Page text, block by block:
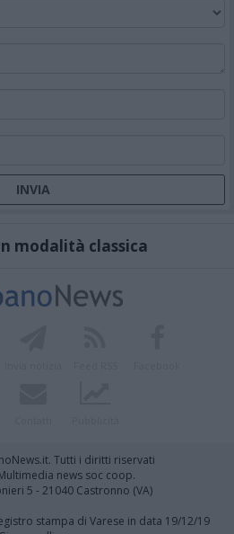
modalità classica
Tutti i diritti riservati
news soc coop.
5 - 21040 Castronno (VA)
stampa di Varese in data 19/12/19